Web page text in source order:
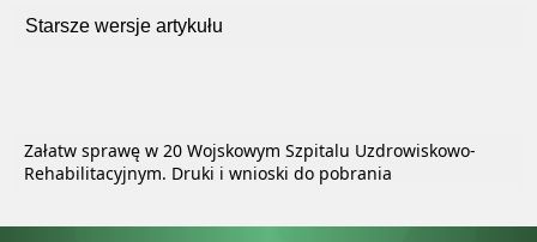
Starsze wersje artykułu
Załatw sprawę w 20 Wojskowym Szpitalu Uzdrowiskowo-
Rehabilitacyjnym. Druki i wnioski do pobrania